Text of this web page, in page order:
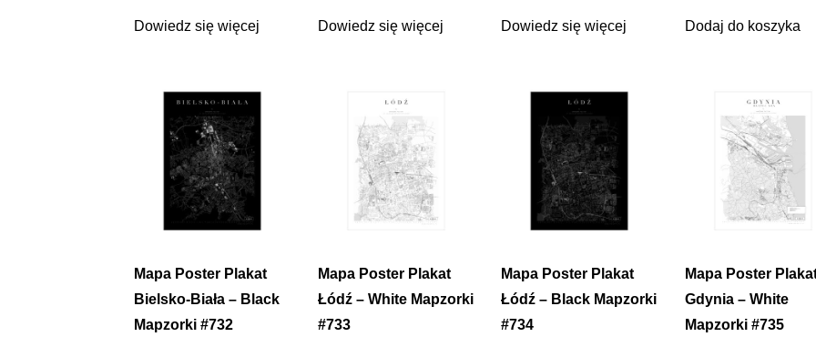
Dowiedz się więcej Dowiedz się więcej Dowiedz się więcej Dodaj do koszyka
Mapa Poster Plakat
Bielsko-Biała – Black
Mapzorki #732
Mapa Poster Plakat
Łódź – White Mapzorki
#733
Mapa Poster Plakat
Łódź – Black Mapzorki
#734
Mapa Poster
Gdynia – White
Mapzorki #735